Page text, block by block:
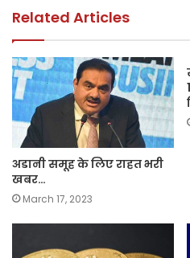
k
Related Articles
अडानी समूह के लिए राहत भरी
खबर…
March 17, 2023